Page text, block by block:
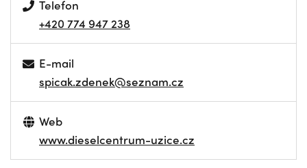
Telefon
+420 774 947 238
E-mail
spicak.zdenek@seznam.cz
Web
www.dieselcentrum-uzice.cz